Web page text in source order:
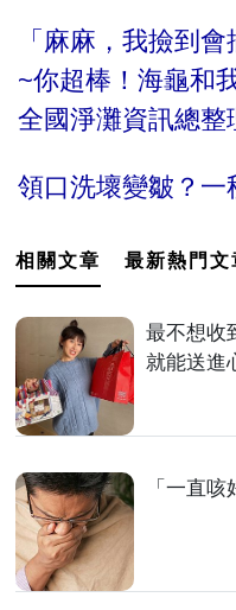
「麻麻，我撿到
~你超棒！海龜和
全國淨灘資訊總整
領口洗壞變皺？一
相關文章 最新熱門文
最不想收
就能送進
「一直